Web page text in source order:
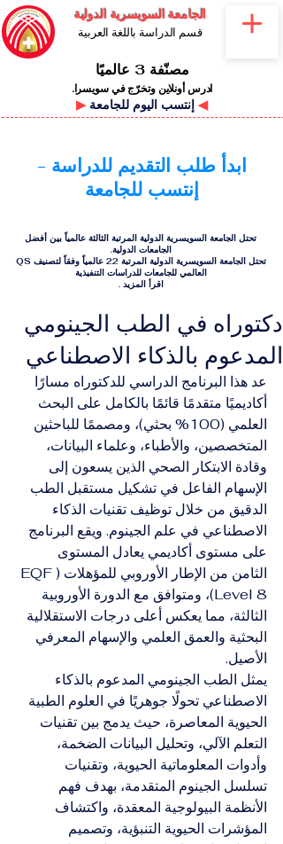
الجامعة السويسرية الدولية
قسم الدراسة باللغة العربية
مصنّفة 3 عالميًا
ادرس أونلاين وتخرّج في سويسرا.
▶ ◀
ابدأ طلب التقديم للدراسة -
إنتسب للجامعة
تحتل الجامعة السويسرية الدولية المرتبة الثالثة عالمياً بين أفضل
الجامعات الدولية.
تحتل الجامعة السويسرية الدولية المرتبة 22 عالمياً وفقاً لتصنيف QS
العالمي للجامعات للدراسات التنفيذية
اقرأ المزيد .
دكتوراه في الطب الجينومي
المدعوم بالذكاء الاصطناعي
عد هذا البرنامج الدراسي للدكتوراه مسارًا
أكاديميًا متقدمًا قائمًا بالكامل على البحث
العلمي (100% بحثي)، ومصممًا للباحثين
المتخصصين، والأطباء، وعلماء البيانات،
وقادة الابتكار الصحي الذين يسعون إلى
الإسهام الفاعل في تشكيل مستقبل الطب
الدقيق من خلال توظيف تقنيات الذكاء
الاصطناعي في علم الجينوم. ويقع البرنامج
على مستوى أكاديمي يعادل المستوى
الثامن من الإطار الأوروبي للمؤهلات (EQF
Level 8)، ومتوافق مع الدورة الأوروبية
الثالثة، مما يعكس أعلى درجات الاستقلالية
البحثية والعمق العلمي والإسهام المعرفي
الأصيل.
يمثل الطب الجينومي المدعوم بالذكاء
الاصطناعي تحولًا جوهريًا في العلوم الطبية
الحيوية المعاصرة، حيث يدمج بين تقنيات
التعلم الآلي، وتحليل البيانات الضخمة،
وأدوات المعلوماتية الحيوية، وتقنيات
تسلسل الجينوم المتقدمة، بهدف فهم
الأنظمة البيولوجية المعقدة، واكتشاف
المؤشرات الحيوية التنبؤية، وتصميم